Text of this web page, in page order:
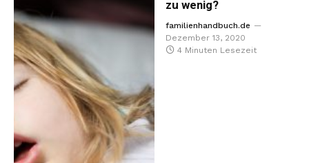
zu wenig?
familienhandbuch.de
Dezember 13, 2020
4 Minuten Lesezeit